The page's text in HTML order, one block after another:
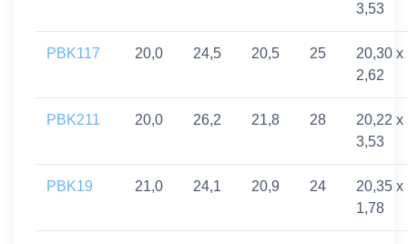
3,53
PBK117 20,0 24,5 20,5 25
20,30 x
2,62
PBK211 20,0 26,2 21,8 28
20,22 x
3,53
PBK19 21,0 24,1 20,9 24
20,35 x
1,78